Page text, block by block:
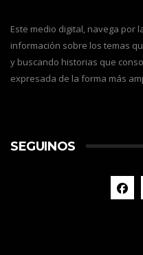
Este medio digital, navega por
información sobre los temas
y buscando historias que
expresada de la forma más
SEGUINOS